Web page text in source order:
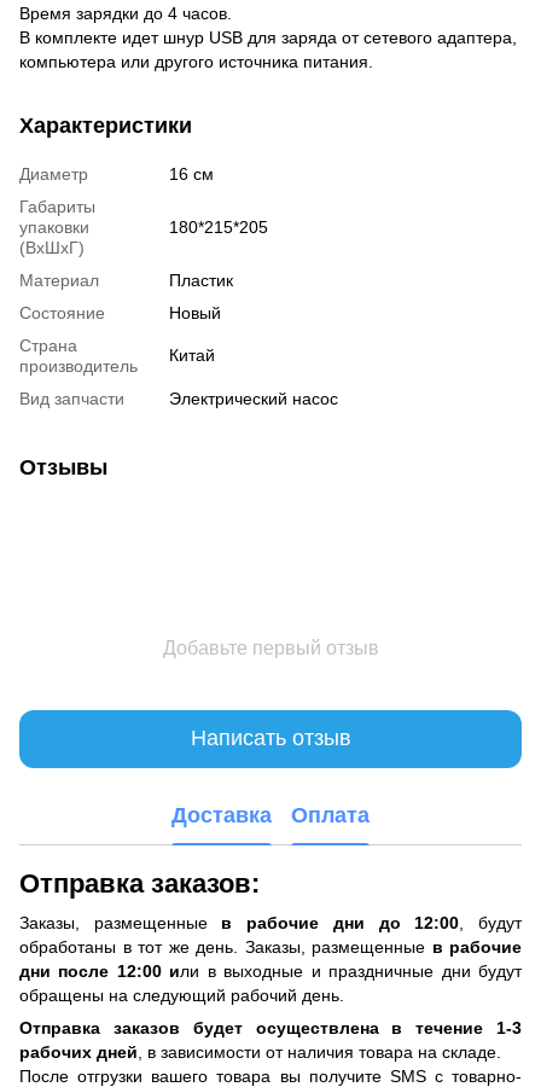
Время зарядки до 4 часов.
В комплекте идет шнур USB для заряда от сетевого адаптера,
компьютера или другого источника питания.
Характеристики
Диаметр
16 см
Габариты
упаковки
(ВхШхГ)
180*215*205
Материал
Пластик
Состояние
Новый
Страна
производитель
Китай
Вид запчасти Электрический насос
Отзывы
Добавьте первый отзыв
Написать отзыв
Доставка Оплата
Отправка заказов:
Заказы, размещенные в рабочие дни до 12:00 , будут
обработаны в тот же день. Заказы, размещенные в рабочие
дни после 12:00 или в выходные и праздничные дни будут
обращены на следующий рабочий день.
Отправка заказов будет осуществлена ​​в течение 1-3
рабочих дней , в зависимости от наличия товара на складе.
После отгрузки вашего товара вы получите SMS с товарно-